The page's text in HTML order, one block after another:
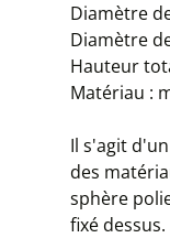
Diamètre
Diamètre
Hauteur
Matériau :
Il s'agit
des
sphère
fixé